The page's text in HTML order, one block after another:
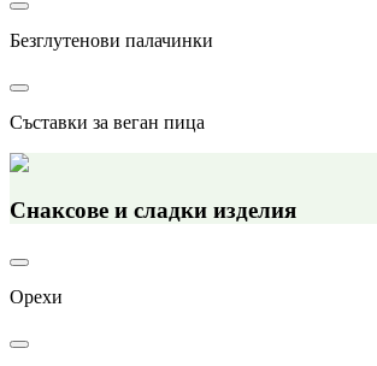
Безглутенови палачинки
Съставки за веган пица
Снаксове и сладки изделия
Орехи